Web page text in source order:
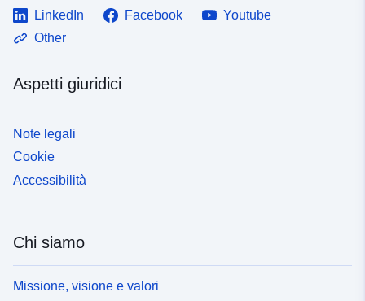
LinkedIn Facebook
Youtube
Other
Aspetti giuridici
Note legali
Cookie
Accessibilità
Chi siamo
Missione, visione e valori